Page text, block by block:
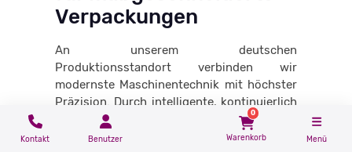
Verpackungen
An unserem deutschen
Produktionsstandort verbinden wir
modernste Maschinentechnik mit höchster
Präzision. Durch intelligente, kontinuierlich
optimierte Prozesse fertigen wir Ihre
Schachteln extrem effizient, schnell und in
Kontakt Benutzer
0
Warenkorb Menü